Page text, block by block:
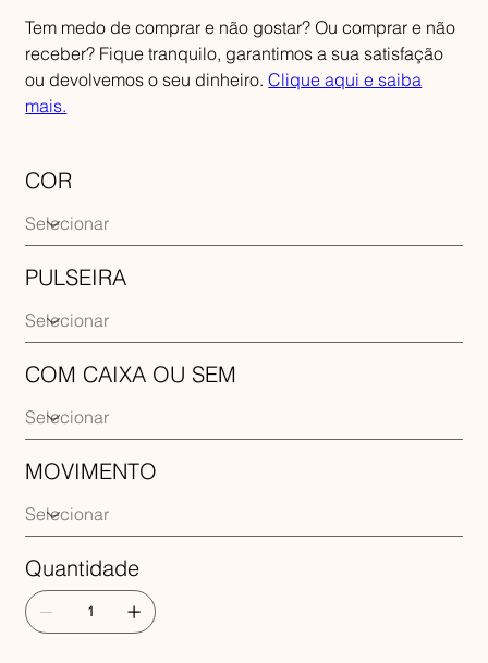
Tem medo de comprar e não gostar? Ou comprar e não
receber? Fique tranquilo, garantimos a sua satisfação
ou devolvemos o seu dinheiro.Clique aqui e saiba
mais.
COR
PULSEIRA
COM CAIXA OU SEM
MOVIMENTO
Quantidade